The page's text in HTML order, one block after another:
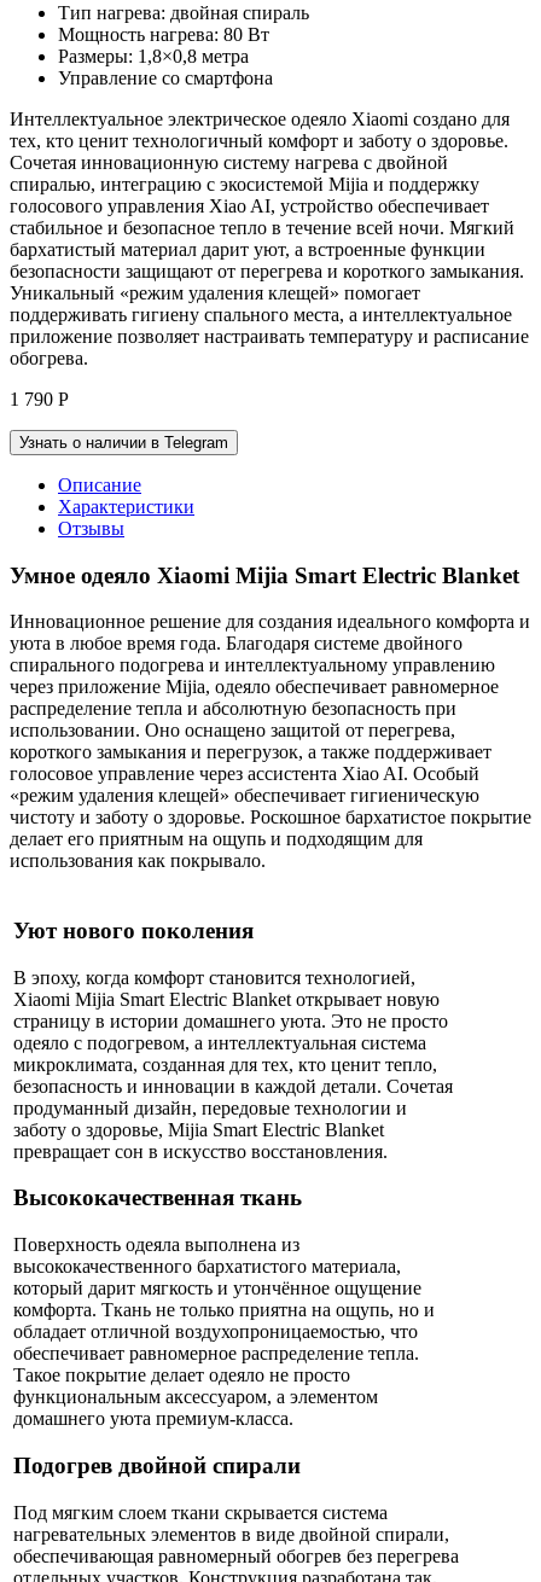
Тип нагрева: двойная спираль
Мощность нагрева: 80 Вт
Размеры: 1,8×0,8 метра
Управление со смартфона
Интеллектуальное электрическое одеяло Xiaomi создано для
тех, кто ценит технологичный комфорт и заботу о здоровье.
Сочетая инновационную систему нагрева с двойной
спиралью, интеграцию с экосистемой Mijia и поддержку
голосового управления Xiao AI, устройство обеспечивает
стабильное и безопасное тепло в течение всей ночи. Мягкий
бархатистый материал дарит уют, а встроенные функции
безопасности защищают от перегрева и короткого замыкания.
Уникальный «режим удаления клещей» помогает
поддерживать гигиену спального места, а интеллектуальное
приложение позволяет настраивать температуру и расписание
обогрева.
1 790 Р
Узнать о наличии в Telegram
Описание
Характеристики
Отзывы
Умное одеяло Xiaomi Mijia Smart Electric Blanket
Инновационное решение для создания идеального комфорта и
уюта в любое время года. Благодаря системе двойного
спирального подогрева и интеллектуальному управлению
через приложение Mijia, одеяло обеспечивает равномерное
распределение тепла и абсолютную безопасность при
использовании. Оно оснащено защитой от перегрева,
короткого замыкания и перегрузок, а также поддерживает
голосовое управление через ассистента Xiao AI. Особый
«режим удаления клещей» обеспечивает гигиеническую
чистоту и заботу о здоровье. Роскошное бархатистое покрытие
делает его приятным на ощупь и подходящим для
использования как покрывало.
Уют нового поколения
В эпоху, когда комфорт становится технологией,
Xiaomi Mijia Smart Electric Blanket открывает новую
страницу в истории домашнего уюта. Это не просто
одеяло с подогревом, а интеллектуальная система
микроклимата, созданная для тех, кто ценит тепло,
безопасность и инновации в каждой детали. Сочетая
продуманный дизайн, передовые технологии и
заботу о здоровье, Mijia Smart Electric Blanket
превращает сон в искусство восстановления.
Высококачественная ткань
Поверхность одеяла выполнена из
высококачественного бархатистого материала,
который дарит мягкость и утончённое ощущение
комфорта. Ткань не только приятна на ощупь, но и
обладает отличной воздухопроницаемостью, что
обеспечивает равномерное распределение тепла.
Такое покрытие делает одеяло не просто
функциональным аксессуаром, а элементом
домашнего уюта премиум-класса.
Подогрев двойной спирали
Под мягким слоем ткани скрывается система
нагревательных элементов в виде двойной спирали,
обеспечивающая равномерный обогрев без перегрева
отдельных участков. Конструкция разработана так,